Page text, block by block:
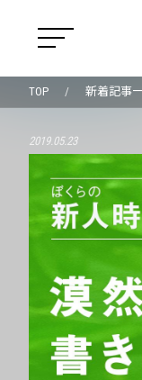
TOP 新着記事
2019.05.23